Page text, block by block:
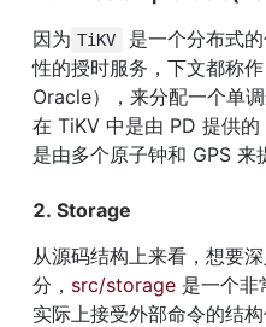
因为 TiKV
是一个分布式
性的授时服务，下文都称
Oracle），来分配一个单
在 TiKV 中是由 PD 提供
是由多个原子钟和 GPS 来
2. Storage
从源码结构上来看，想要
分， src/storage 是一个非
实际上接受外部命令的结构